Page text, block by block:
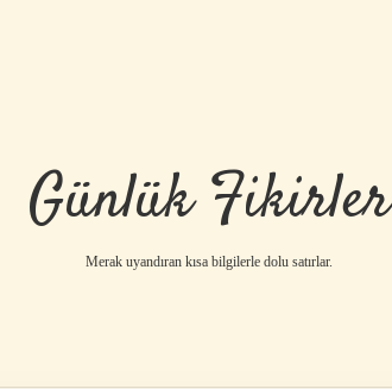
Günlük Fikirler
Merak uyandıran kısa bilgilerle dolu satırlar.